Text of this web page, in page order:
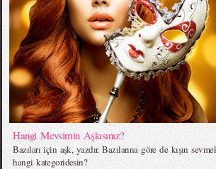
Hangi Mevsimin Aşkısınız?
Bazıları için aşk, yazdır. Bazılarına göre de kışın
hangi kategoridesin?